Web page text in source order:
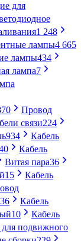
для
1 248
лампы4 665
лампы434
лампа7
Провод
связи224
934
Кабель
Кабель
Витая пара36
15
Кабель
36
Кабель
10
Кабель
подвижного